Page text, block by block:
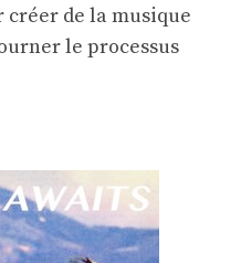
de la musique
le processus